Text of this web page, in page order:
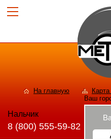
На главную
Ваш
Нальчик
8 (800) 555-59-82